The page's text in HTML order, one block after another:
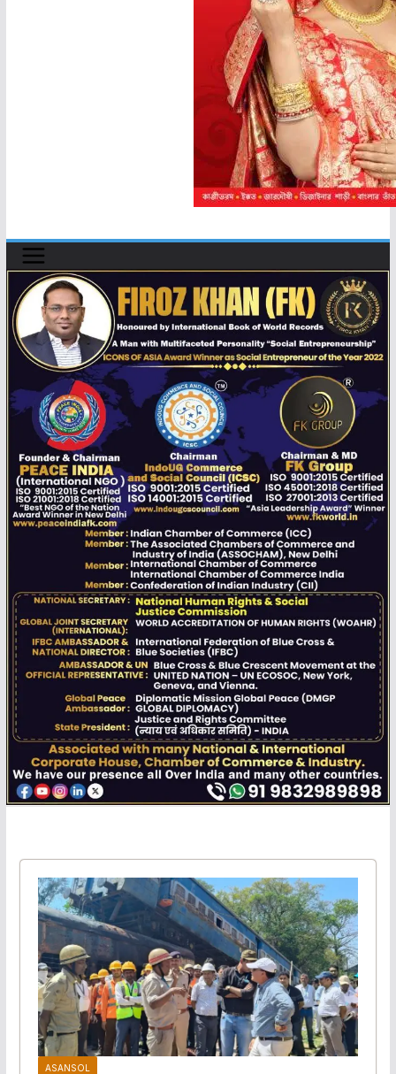
ASANSOL